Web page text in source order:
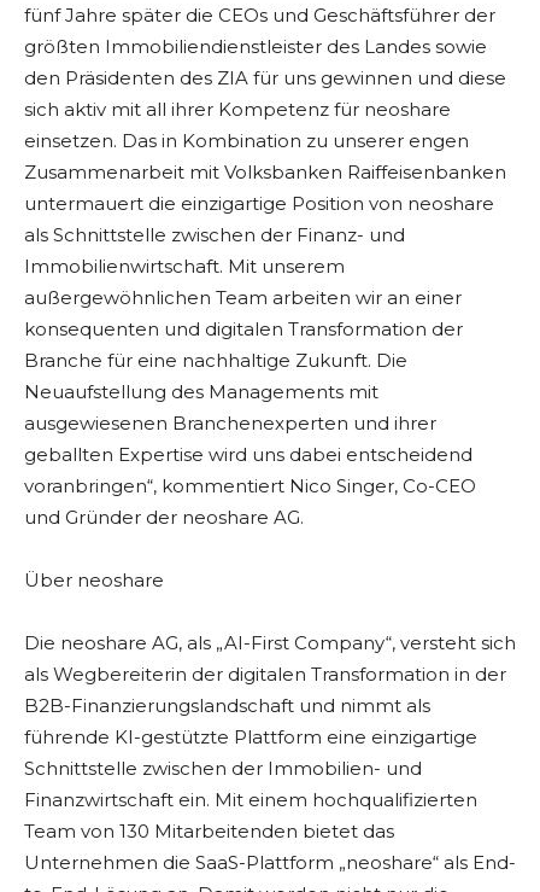
fünf Jahre später die CEOs und Geschäftsführer der
größten Immobiliendienstleister des Landes sowie
den Präsidenten des ZIA für uns gewinnen und diese
sich aktiv mit all ihrer Kompetenz für neoshare
einsetzen. Das in Kombination zu unserer engen
Zusammenarbeit mit Volksbanken Raiffeisenbanken
untermauert die einzigartige Position von neoshare
als Schnittstelle zwischen der Finanz- und
Immobilienwirtschaft. Mit unserem
außergewöhnlichen Team arbeiten wir an einer
konsequenten und digitalen Transformation der
Branche für eine nachhaltige Zukunft. Die
Neuaufstellung des Managements mit
ausgewiesenen Branchenexperten und ihrer
geballten Expertise wird uns dabei entscheidend
voranbringen“, kommentiert Nico Singer, Co-CEO
und Gründer der neoshare AG.
Über neoshare
Die neoshare AG, als „AI-First Company“, versteht sich
als Wegbereiterin der digitalen Transformation in der
B2B-Finanzierungslandschaft und nimmt als
führende KI-gestützte Plattform eine einzigartige
Schnittstelle zwischen der Immobilien- und
Finanzwirtschaft ein. Mit einem hochqualifizierten
Team von 130 Mitarbeitenden bietet das
Unternehmen die SaaS-Plattform „neoshare“ als End-